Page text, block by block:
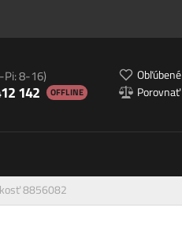
Pi: 8-16)
142 OFFLINE
Obľúbené
Porovnať
8856082